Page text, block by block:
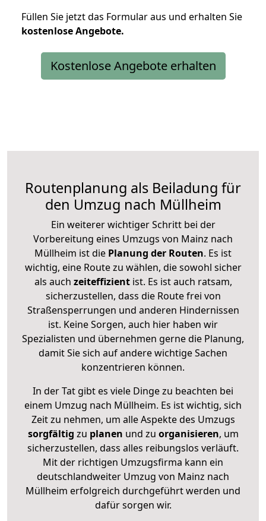
Füllen Sie jetzt das Formular aus und erhalten Sie
kostenloseAngebote.
Kostenlose Angebote erhalten
Routenplanung als Beiladung für
den Umzug nach Müllheim
Ein weiterer wichtiger Schritt bei der
Vorbereitung eines Umzugs von Mainz nach
Müllheim ist die Planung der Routen. Es ist
wichtig, eine Route zu wählen, die sowohl sicher
als auch zeiteffizientist. Es ist auch ratsam,
sicherzustellen, dass die Route frei von
Straßensperrungen und anderen Hindernissen
ist. Keine Sorgen, auch hier haben wir
Spezialisten und übernehmen gerne die Planung,
damit Sie sich auf andere wichtige Sachen
konzentrieren können.
In der Tat gibt es viele Dinge zu beachten bei
einem Umzug nach Müllheim. Es ist wichtig, sich
Zeit zu nehmen, um alle Aspekte des Umzugs
sorgfältig zu planen und zu organisieren, um
sicherzustellen, dass alles reibungslos verläuft.
Mit der richtigen Umzugsfirma kann ein
deutschlandweiter Umzug von Mainz nach
Müllheim erfolgreich durchgeführt werden und
dafür sorgen wir.